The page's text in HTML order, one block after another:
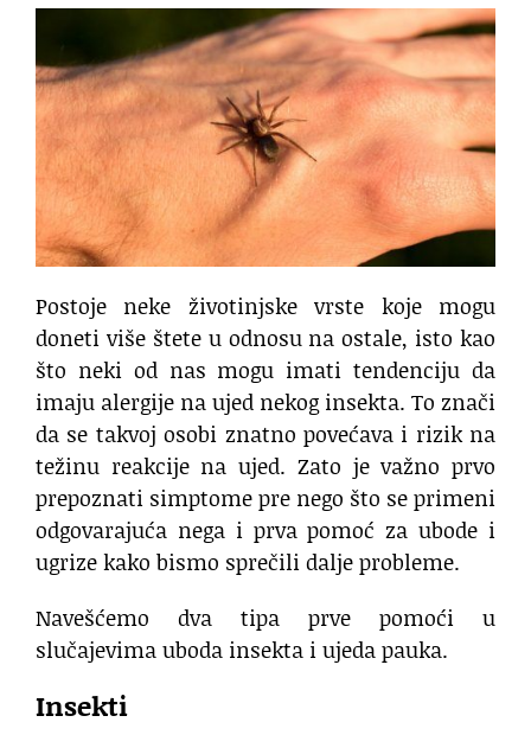
Postoje neke životinjske vrste koje mogu
doneti više štete u odnosu na ostale, isto kao
što neki od nas mogu imati tendenciju da
imaju alergije na ujed nekog insekta. To znači
da se takvoj osobi znatno povećava i rizik na
težinu reakcije na ujed. Zato je važno prvo
prepoznati simptome pre nego što se primeni
odgovarajuća nega i prva pomoć za ubode i
ugrize kako bismo sprečili dalje probleme.
Navešćemo dva tipa prve pomoći u
slučajevima uboda insekta i ujeda pauka.
Insekti